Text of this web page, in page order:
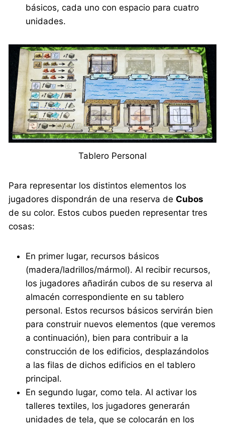
básicos, cada uno con espacio para cuatro
unidades.
Tablero Personal
Para representar los distintos elementos los
jugadores dispondrán de una reserva deCubos
de su color. Estos cubos pueden representar tres
cosas:
En primer lugar, recursos básicos
(madera/ladrillos/mármol). Al recibir recursos,
los jugadores añadirán cubos de su reserva al
almacén correspondiente en su tablero
personal. Estos recursos básicos servirán bien
para construir nuevos elementos (que veremos
a continuación), bien para contribuir a la
construcción de los edificios, desplazándolos
a las filas de dichos edificios en el tablero
principal.
En segundo lugar, como tela. Al activar los
talleres textiles, los jugadores generarán
unidades de tela, que se colocarán en los